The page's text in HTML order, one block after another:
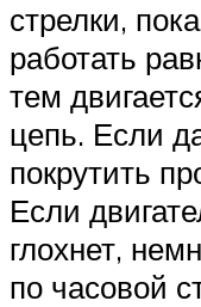
стрелки,
работать
тем
цепь. Если
покрутить
Если
глохнет,
по часовой